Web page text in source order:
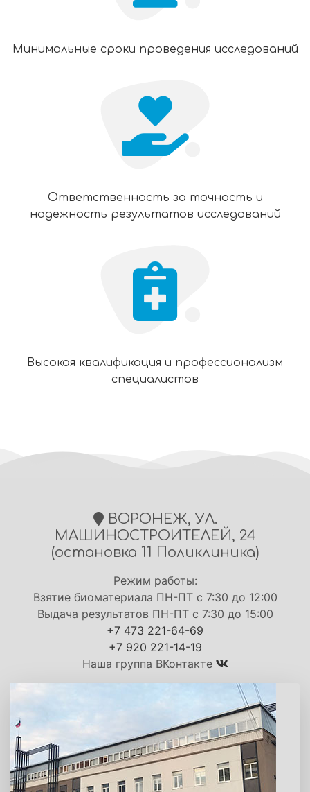
Минимальные сроки проведения исследований
Ответственность за точность и
надежность результатов исследований
Высокая квалификация и профессионализм
специалистов
ВОРОНЕЖ, УЛ.
МАШИНОСТРОИТЕЛЕЙ, 24
(остановка 11 Поликлиника)
Режим работы:
Взятие биоматериала ПН-ПТ с 7:30 до 12:00
Выдача результатов ПН-ПТ с 7:30 до 15:00
+7 473 221-64-69
+7 920 221-14-19
Наша группа ВКонтакте